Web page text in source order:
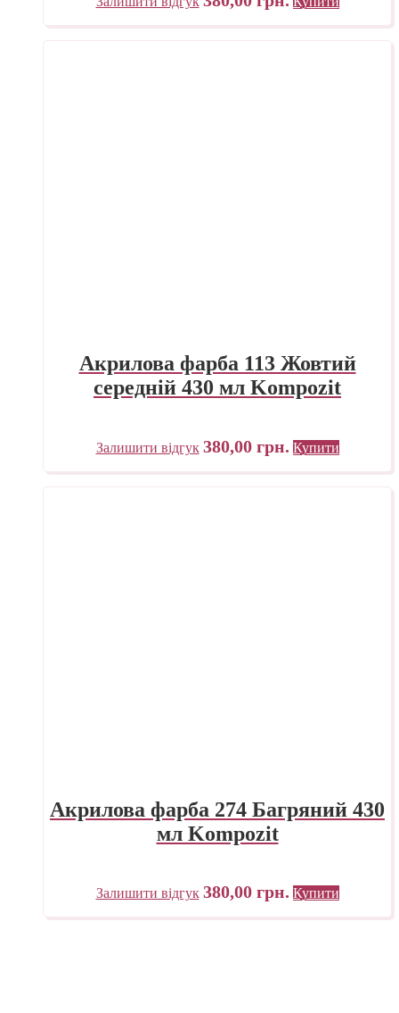
Акрилова фарба 113 Жовтий
середній 430 мл Kompozit
Залишити відгук 380,00 грн. Купити
Акрилова фарба 274 Багряний 430
мл Kompozit
Залишити відгук 380,00 грн. Купити